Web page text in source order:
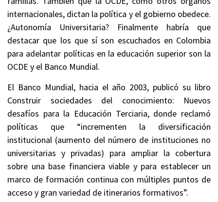
internacionales, dictan la política y el gobierno obedece.
¿Autonomía Universitaria? Finalmente habría que
destacar que los que sí son escuchados en Colombia
para adelantar políticas en la educación superior son la
OCDE y el Banco Mundial.
El Banco Mundial, hacia el año 2003, publicó su libro
Construir sociedades del conocimiento: Nuevos
desafíos para la Educación Terciaria, donde reclamó
políticas que “incrementen la diversificación
institucional (aumento del número de instituciones no
universitarias y privadas) para ampliar la cobertura
sobre una base financiera viable y para establecer un
marco de formación continua con múltiples puntos de
acceso y gran variedad de itinerarios formativos”.